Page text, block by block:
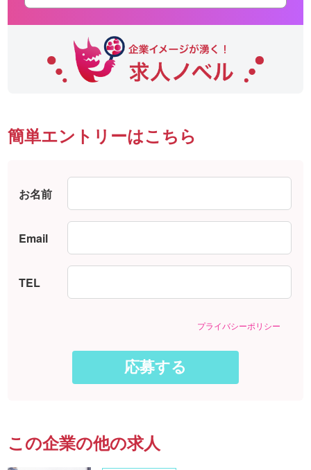
簡単エントリーはこちら
お名前
Email
TEL
プライバシーポリシー
この企業の他の求人